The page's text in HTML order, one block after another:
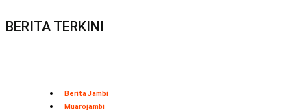
BERITA TERKINI
Berita Jambi
Muarojambi